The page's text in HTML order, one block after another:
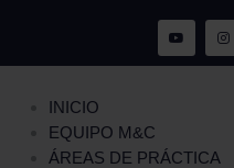
INICIO
EQUIPO M&C
ÁREAS DE PRÁCTICA